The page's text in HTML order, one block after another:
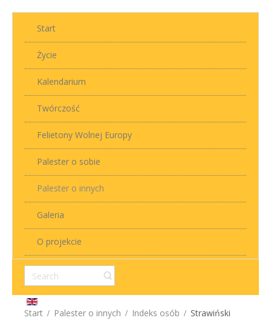
Start
Życie
Kalendarium
Twórczość
Felietony Wolnej Europy
Palester o sobie
Palester o innych
Galeria
O projekcie
Start Palester o innych Indeks osób Strawiński